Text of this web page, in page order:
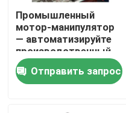
О нас
Путешествие фабрики
Промышленный
мотор-манипулятор
— автоматизируйте
производственный
процесс с помощью
основных
компонентов
Отправить запрос